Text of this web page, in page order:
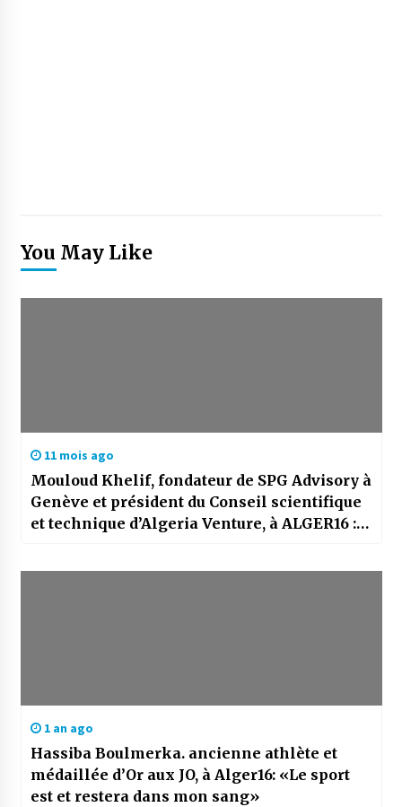
You May Like
11 mois ago
Mouloud Khelif, fondateur de SPG Advisory à
Genève et président du Conseil scientifique
et technique d’Algeria Venture, à ALGER16 :
seront braqués sur Alger»
1 an ago
Hassiba Boulmerka. ancienne athlète et
médaillée d’Or aux JO, à Alger16: «Le sport
est et restera dans mon sang»